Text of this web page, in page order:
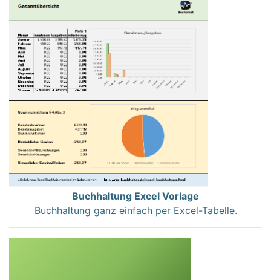
Buchhaltung Excel Vorlage
Buchhaltung ganz einfach per Excel-Tabelle.